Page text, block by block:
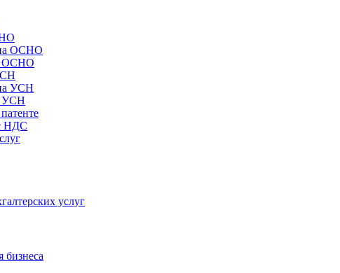
ОСНО
ОСНО
УСН
УСН
НДС
услуг
бизнеса